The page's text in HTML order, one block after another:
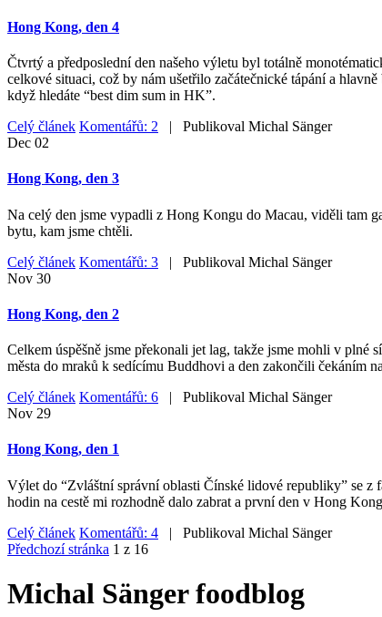
Hong Kong, den 4
Čtvrtý a předposlední den našeho výletu byl totálně
celkové situaci, což by nám ušetřilo začátečnické tápání a
když hledáte “best dim sum in HK”.
Celý článek Komentářů: 2 | Publikoval Michal Sänger
Dec 02
Hong Kong, den 3
Na celý den jsme vypadli z Hong Kongu do Macau, viděli tam
bytu, kam jsme chtěli.
Celý článek Komentářů: 3 | Publikoval Michal Sänger
Nov 30
Hong Kong, den 2
Celkem úspěšně jsme překonali jet lag, takže jsme mohli v
města do mraků k sedícímu Buddhovi a den zakončili čekáním
Celý článek Komentářů: 6 | Publikoval Michal Sänger
Nov 29
Hong Kong, den 1
Výlet do “Zvláštní správní oblasti Čínské lidové republiky” se z
hodin na cestě mi rozhodně dalo zabrat a první den v Hong
Celý článek Komentářů: 4 | Publikoval Michal Sänger
Předchozí stránka 1 z 16
Michal Sänger foodblog